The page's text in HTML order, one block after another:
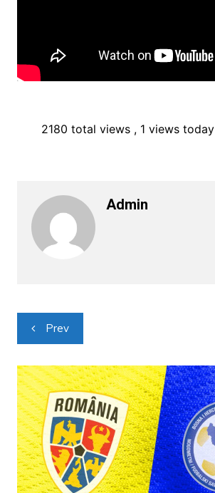
2180 total views , 1 views today
Admin
Navigacija
objava
Prev